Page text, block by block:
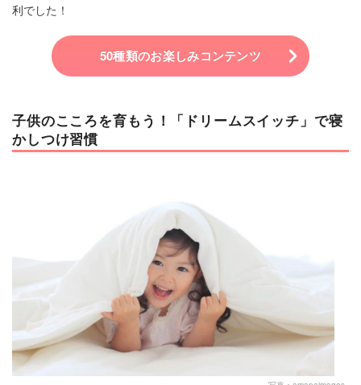
利でした！
50種類のお楽しみコンテンツ
子供のこころを育もう！「ドリームスイッチ」で寝
かしつけ習慣